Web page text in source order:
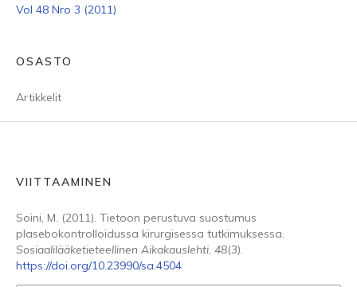
Vol 48 Nro 3 (2011)
OSASTO
Artikkelit
VIITTAAMINEN
Soini, M. (2011). Tietoon perustuva suostumus
plasebokontrolloidussa kirurgisessa tutkimuksessa.
Sosiaalilääketieteellinen Aikakauslehti, 48(3).
https://doi.org/10.23990/sa.4504